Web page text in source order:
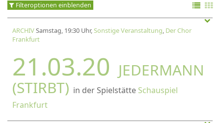
Filteroptionen einblenden
ARCHIVSamstag, 19:30 Uhr,Sonstige Veranstaltung, Der Chor
Frankfurt
21.03.20 JEDERMANN
(STIRBT) in der Spielstätte Schauspiel
Frankfurt